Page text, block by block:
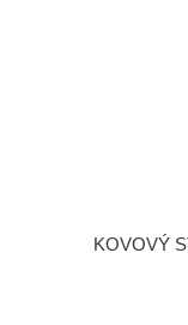
KOVOVÝ